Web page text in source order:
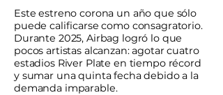
Este estreno corona un año que sólo
puede calificarse como consagratorio.
Durante 2025, Airbag logró lo que
pocos artistas alcanzan: agotar cuatro
estadios River Plate en tiempo récord
y sumar una quinta fecha debido a la
demanda imparable.